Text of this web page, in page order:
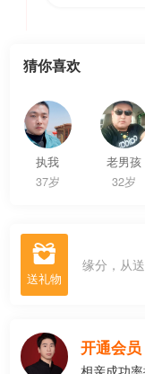
猜你喜欢
执我
37岁
老男孩
32岁
 缘分，从
开通会
相亲成功